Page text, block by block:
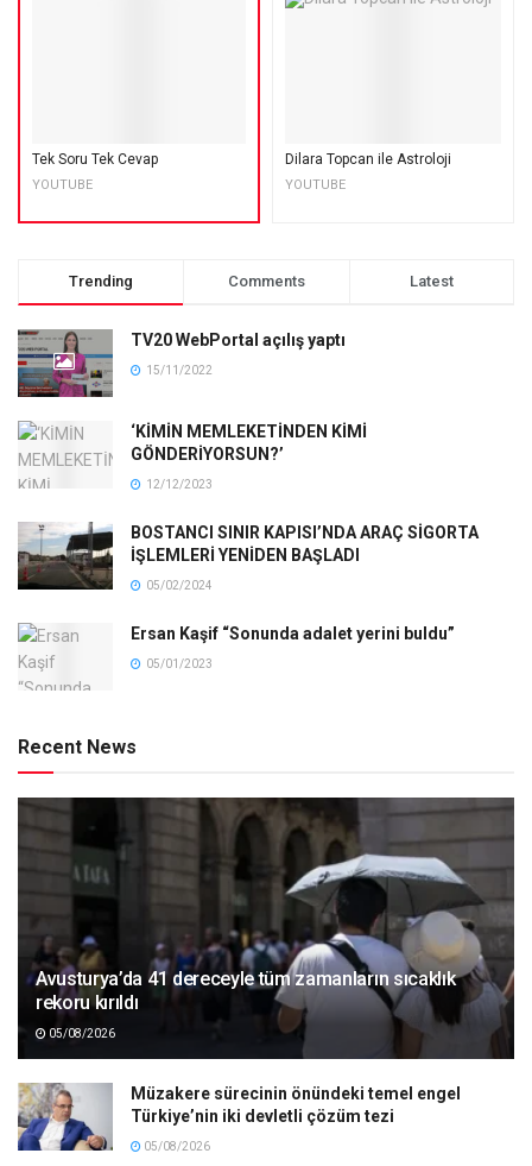
Tek Soru Tek Cevap
YOUTUBE
Dilara Topcan ile Astroloji
YOUTUBE
Trending Comments Latest
TV20 WebPortal açılış yaptı
15/11/2022
‘KİMİN MEMLEKETİNDEN KİMİ
GÖNDERİYORSUN?’
12/12/2023
BOSTANCI SINIR KAPISI’NDA ARAÇ SİGORTA
İŞLEMLERİ YENİDEN BAŞLADI
05/02/2024
Ersan Kaşif “Sonunda adalet yerini buldu”
05/01/2023
Recent News
Avusturya’da 41 dereceyle tüm zamanların sıcaklık
rekoru kırıldı
05/08/2026
Müzakere sürecinin önündeki temel engel
Türkiye’nin iki devletli çözüm tezi
05/08/2026